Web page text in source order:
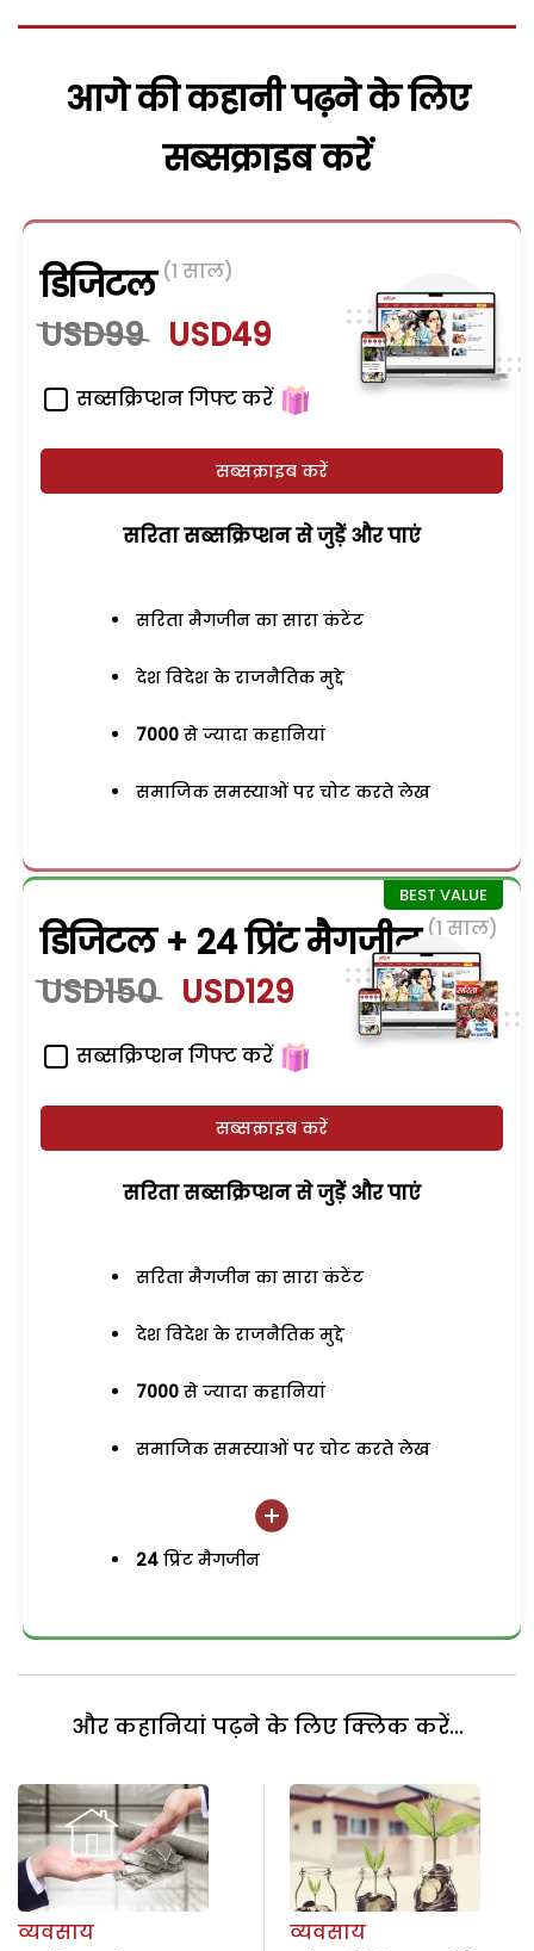
आगे की कहानी पढ़ने के लिए
सब्सक्राइब करें
डिजिटल (1 साल)
USD99 USD49
सब्सक्रिप्शन गिफ्ट करें
सब्सक्राइब करें
सरिता सब्सक्रिप्शन से जुड़ेें और पाएं
सरिता मैगजीन का सारा कंटेंट
देश विदेश के राजनैतिक मुद्दे
7000 से ज्यादा कहानियां
समाजिक समस्याओं पर चोट करते लेख
डिजिटल + 24 प्रिंट मैगजीन (1 साल)
USD150 USD129
सब्सक्रिप्शन गिफ्ट करें
सब्सक्राइब करें
सरिता सब्सक्रिप्शन से जुड़ेें और पाएं
सरिता मैगजीन का सारा कंटेंट
देश विदेश के राजनैतिक मुद्दे
7000 से ज्यादा कहानियां
समाजिक समस्याओं पर चोट करते लेख
24 प्रिंट मैगजीन
और कहानियां पढ़ने के लिए क्लिक करें...
व्यवसाय
व्यवसाय